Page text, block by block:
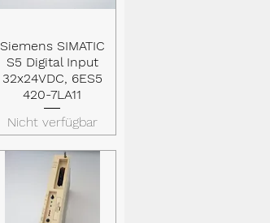
Schnellansicht
Siemens SIMATIC
S5 Digital Input
32x24VDC, 6ES5
420-7LA11
Nicht verfügbar